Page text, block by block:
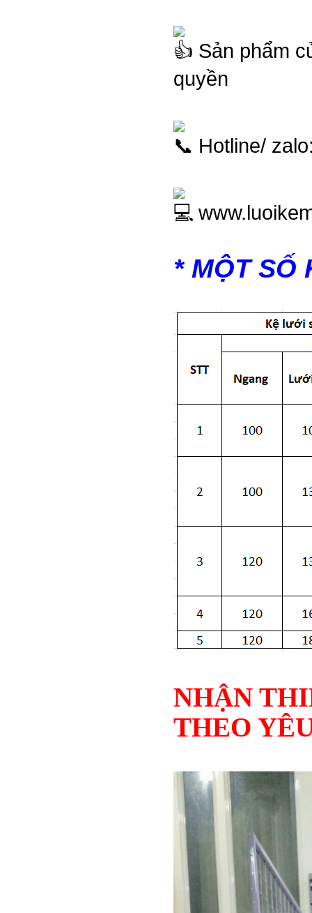
Sản phẩm
quyền
Hotline/
www.
* MỘT SỐ
NHẬN
THEO